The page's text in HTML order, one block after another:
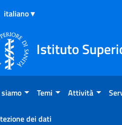
Istituto
Temi Attività
dei dati